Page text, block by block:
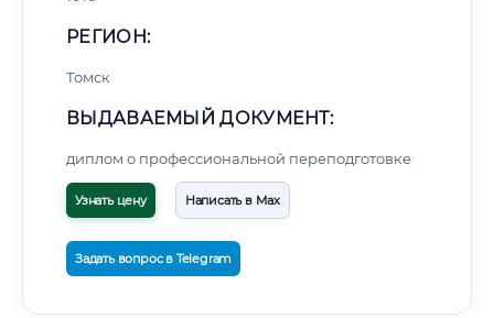
РЕГИОН:
Томск
ВЫДАВАЕМЫЙ ДОКУМЕНТ:
диплом о профессиональной переподготовке
Узнать цену Написать в Max
Задать вопрос в Telegram